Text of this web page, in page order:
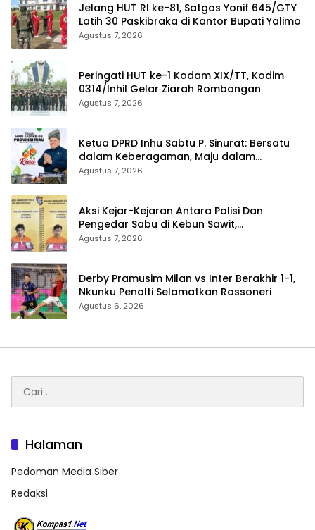
Jelang HUT RI ke-81, Satgas Yonif 645/GTY
Latih 30 Paskibraka di Kantor Bupati Yalimo
Agustus 7, 2026
Peringati HUT ke-1 Kodam XIX/TT, Kodim
0314/Inhil Gelar Ziarah Rombongan
Agustus 7, 2026
Ketua DPRD Inhu Sabtu P. Sinurat: Bersatu
dalam Keberagaman, Maju dalam
Pembangunan di HUT ke-69 Provinsi Riau
Agustus 7, 2026
Aksi Kejar-Kejaran Antara Polisi Dan
Pengedar Sabu di Kebun Sawit,
Satresnarkoba Polres Inhu Ringkus Dua
Agustus 7, 2026
Derby Pramusim Milan vs Inter Berakhir 1-1,
Nkunku Penalti Selamatkan Rossoneri
Agustus 6, 2026
untuk:
Halaman
Pedoman Media Siber
Redaksi